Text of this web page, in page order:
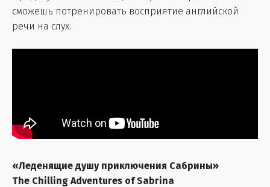
сможешь потренировать восприятие английской
речи на слух.
«Леденящие душу приключения Сабрины»
The Chilling Adventures of Sabrina